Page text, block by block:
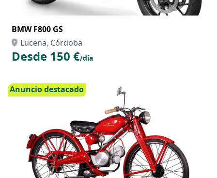
BMW F800 GS
Lucena, Córdoba
Desde 150 €/día
Anuncio destacado